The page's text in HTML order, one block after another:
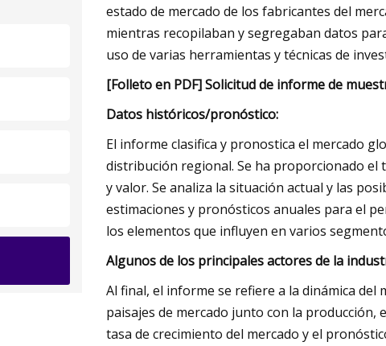
estado de mercado de los fabricantes del
mientras recopilaban y segregaban datos
uso de varias herramientas y técnicas de
[Folleto en PDF] Solicitud de informe de
Datos históricos/pronóstico:
El informe clasifica y pronostica el mercado
distribución regional. Se ha proporcionado el
y valor. Se analiza la situación actual y las
estimaciones y pronósticos anuales para el
los elementos que influyen en varios
Algunos de los principales actores de la
Al final, el informe se refiere a la dinámica
paisajes de mercado junto con la
tasa de crecimiento del mercado y el